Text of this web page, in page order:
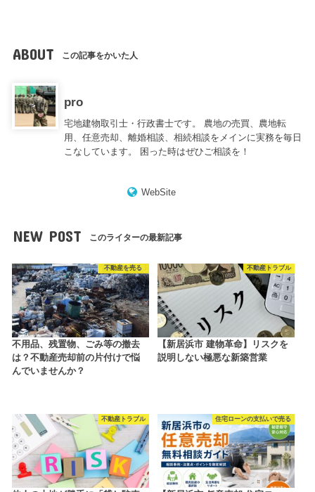
ABOUT この記事をかいた人
pro
宅地建物取引士・行政書士です。 農地の売買、農地転
用、任意売却、離婚相談、相続相談をメインに実務を毎日
こなしています。 困った時はぜひご相談を！
WebSite
NEW POST このライターの最新記事
不動産を売る
不用品、残置物、ごみ等の撤去
は？不動産売却前の片付けで悩
んでいませんか？
不動産トラブル
【新居浜市 建物革命】リスクを
説明しない極悪な新築営業
不動産トラブル 住宅ローンの支払いで売る